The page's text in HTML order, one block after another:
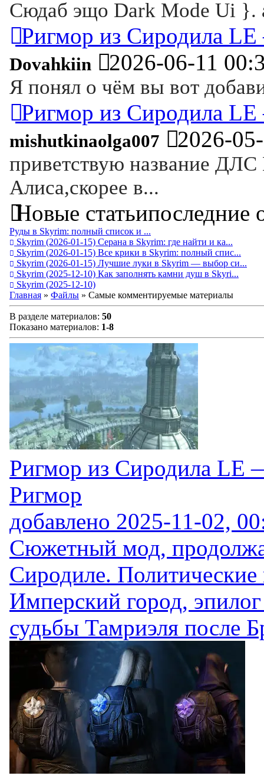
Сюдаб эщо Dark Mode Ui }.
Ригмор из Сиродила
Dovahkiin 2026-06-11
Я понял о чём вы вот
Ригмор из Сиродила
mishutkinaolga007 2026-
приветствую название
Алиса,скорее в...
Новые статьипоследние
Руды в Skyrim: полный список и ...
Skyrim (2026-01-15) Серана в Skyrim: где найти и ка...
Skyrim (2026-01-15) Все крики в Skyrim: полный спис...
Skyrim (2026-01-15) Лучшие луки в Skyrim — выбор си...
Skyrim (2025-12-10) Как заполнять камни душ в Skyri...
Skyrim (2025-12-10)
Главная » Файлы » Самые комментируемые материалы
В разделе материалов: 50
Показано материалов: 1-8
Ригмор из Сиродила LE
Ригмор
добавлено 2025-11-02,
Сюжетный мод,
Сиродиле.
Имперский город,
судьбы Тамриэля после